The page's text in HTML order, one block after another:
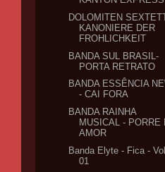
DOLOMITEN
KANONIERE DER
FROHLICHKEIT
BANDA SUL BRASIL-
PORTA RETRATO
BANDA ESSÊNCIA
- CAI FORA
BANDA RAINHA
MUSICAL - PORRE
AMOR
Banda Elyte - Fica - Vol.
01